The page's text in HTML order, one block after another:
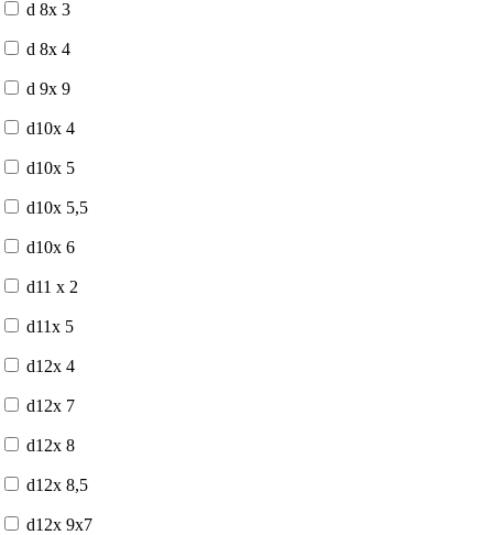
d 8x 3
d 8x 4
d 9x 9
d10x 4
d10x 5
d10x 5,5
d10x 6
d11 x 2
d11x 5
d12x 4
d12x 7
d12x 8
d12x 8,5
d12x 9x7